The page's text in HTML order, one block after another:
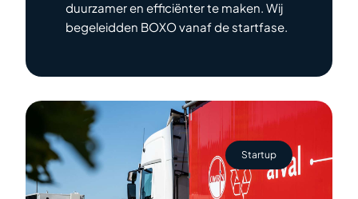
duurzamer en efficiënter te maken. Wij
begeleidden BOXO vanaf de startfase.
Startup